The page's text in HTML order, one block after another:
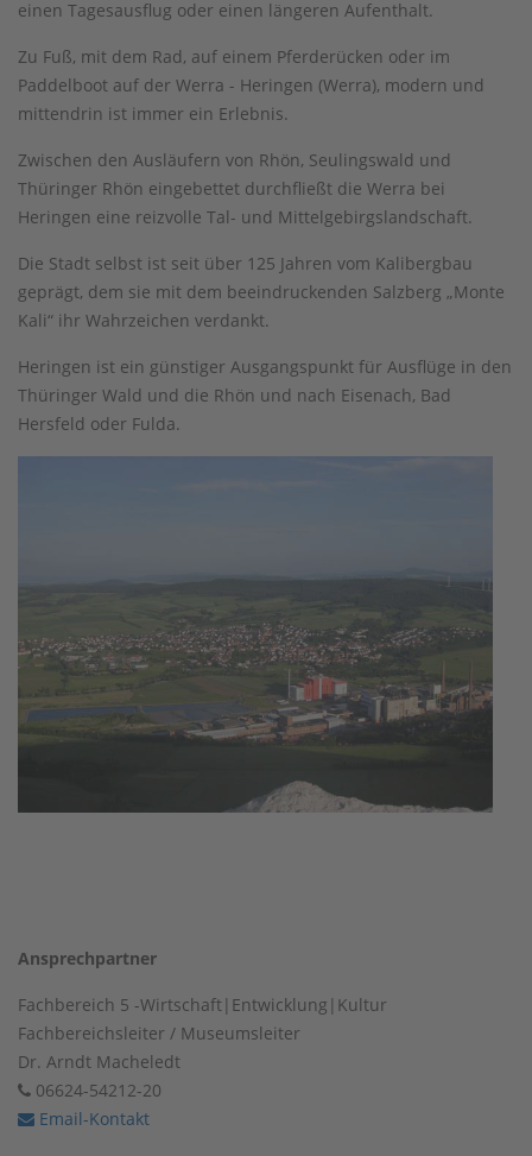
einen Tagesausflug oder einen längeren Aufenthalt.
Zu Fuß, mit dem Rad, auf einem Pferderücken oder im
Paddelboot auf der Werra - Heringen (Werra), modern und
mittendrin ist immer ein Erlebnis.
Zwischen den Ausläufern von Rhön, Seulingswald und
Thüringer Rhön eingebettet durchfließt die Werra bei
Heringen eine reizvolle Tal- und Mittelgebirgslandschaft.
Die Stadt selbst ist seit über 125 Jahren vom Kalibergbau
geprägt, dem sie mit dem beeindruckenden Salzberg „Monte
Kali“ ihr Wahrzeichen verdankt.
Heringen ist ein günstiger Ausgangspunkt für Ausflüge in den
Thüringer Wald und die Rhön und nach Eisenach, Bad
Hersfeld oder Fulda.
Ansprechpartner
Fachbereich 5 -Wirtschaft|Entwicklung|Kultur
Fachbereichsleiter / Museumsleiter
Dr. Arndt Macheledt
06624-54212-20
Email-Kontakt